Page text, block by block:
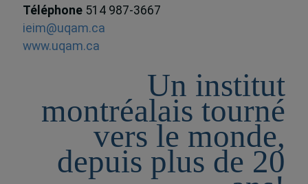
Téléphone 514 987-3667
ieim@uqam.ca
www.uqam.ca
Un institut
montréalais tourné
vers le monde,
depuis plus de 20